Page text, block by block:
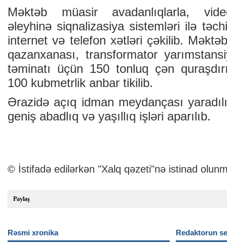
Məktəb müasir avadanlıqlarla,
əleyhinə siqnalizasiya sistemləri ilə
internet və telefon xətləri çəkilib.
qazanxanası, transformator
təminatı üçün 150 tonluq çən
100 kubmetrlik anbar tikilib.
Ərazidə açıq idman meydançası
geniş abadlıq və yaşıllıq işləri aparılıb.
© İstifadə edilərkən "Xalq qəzeti"nə istinad
Paylaş
Rəsmi xronika Redaktorun